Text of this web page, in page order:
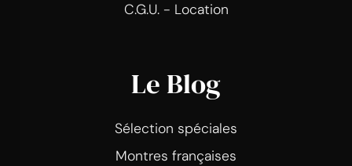
C.G.U. - Location
Le Blog
Sélection spéciales
Montres françaises